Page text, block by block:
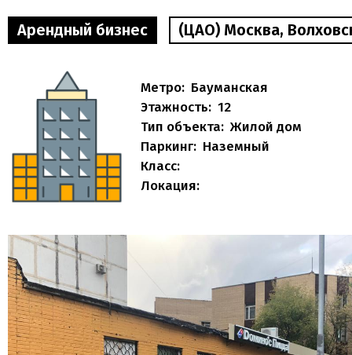
Арендный бизнес (ЦАО) Москва,
Метро: Бауманская
Этажность: 12
Тип объекта: Жилой дом
Паркинг: Наземный
Класс:
Локация: